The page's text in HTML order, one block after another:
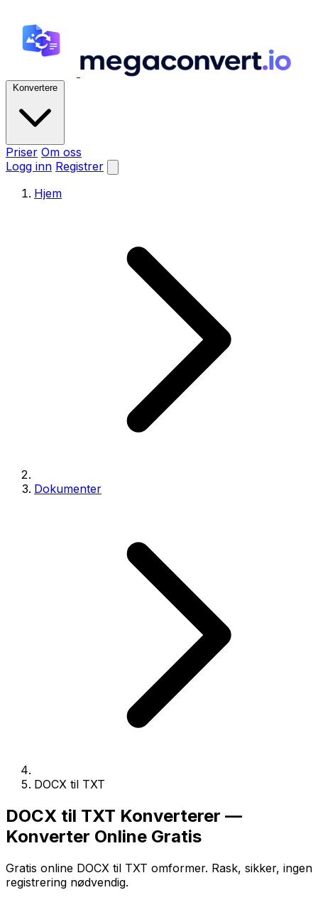
Konvertere
Priser Om oss
Logg inn Registrer
Hjem
Dokumenter
DOCX til TXT
DOCX til TXT Konverterer —
Konverter Online Gratis
Gratis online DOCX til TXT omformer. Rask, sikker, ingen
registrering nødvendig.